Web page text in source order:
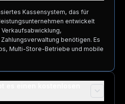
Kassensystem, das für
entwickelt
benötigen. Es
Multi-Store-Betriebe und mobile